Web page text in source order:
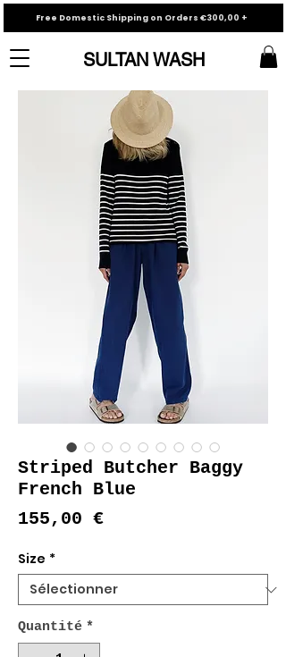
SULTAN WASH
Free Domestic Shipping on Orders €300,00 +
Striped Butcher Baggy
French Blue
155,00 €Prix
Size *
Quantité *